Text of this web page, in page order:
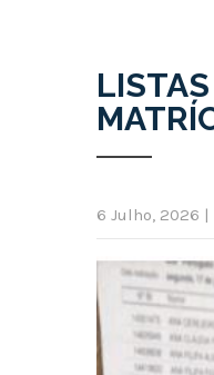
6 Julho, 2026 |